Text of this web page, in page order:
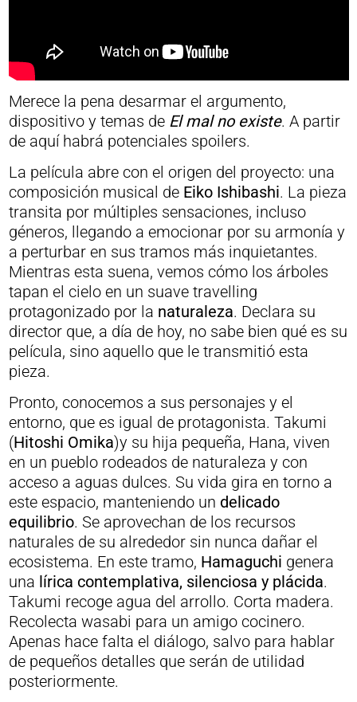
Merece la pena desarmar el argumento,
dispositivo y temas de El mal no existe. A partir
de aquí habrá potenciales spoilers.
La película abre con el origen del proyecto: una
composición musical de Eiko Ishibashi. La pieza
transita por múltiples sensaciones, incluso
géneros, llegando a emocionar por su armonía y
a perturbar en sus tramos más inquietantes.
Mientras esta suena, vemos cómo los árboles
tapan el cielo en un suave travelling
protagonizado por la naturaleza. Declara su
director que, a día de hoy, no sabe bien qué es su
película, sino aquello que le transmitió esta
pieza.
Pronto, conocemos a sus personajes y el
entorno, que es igual de protagonista. Takumi
(Hitoshi Omika)y su hija pequeña, Hana, viven
en un pueblo rodeados de naturaleza y con
acceso a aguas dulces. Su vida gira en torno a
este espacio, manteniendo un delicado
equilibrio. Se aprovechan de los recursos
naturales de su alrededor sin nunca dañar el
ecosistema. En este tramo, Hamaguchi genera
una lírica contemplativa, silenciosa y plácida.
Takumi recoge agua del arrollo. Corta madera.
Recolecta wasabi para un amigo cocinero.
Apenas hace falta el diálogo, salvo para hablar
de pequeños detalles que serán de utilidad
posteriormente.